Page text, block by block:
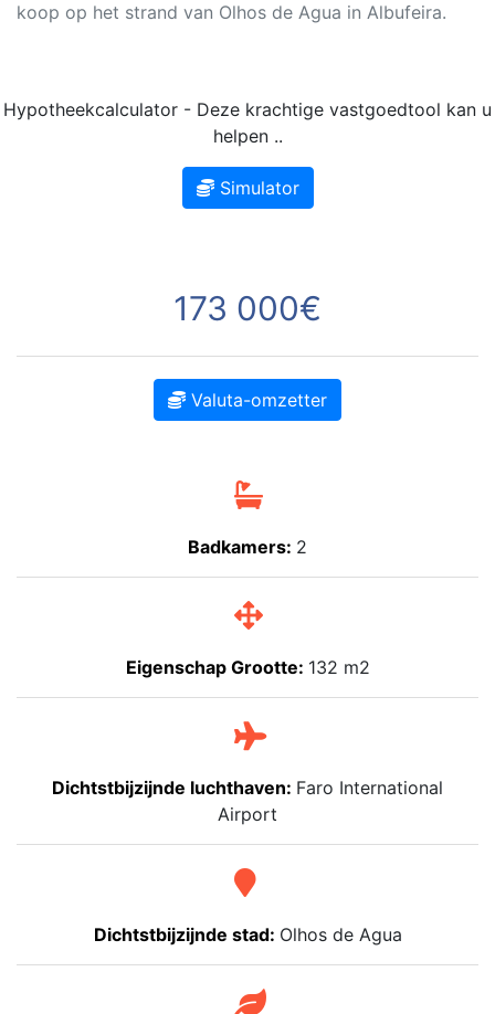
koop op het strand van Olhos de Agua in Albufeira.
Hypotheekcalculator - Deze krachtige vastgoedtool kan u
helpen ..
Simulator
173 000€
Valuta-omzetter
Badkamers: 2
Eigenschap Grootte: 132 m2
Dichtstbijzijnde luchthaven: Faro International
Airport
Dichtstbijzijnde stad: Olhos de Agua